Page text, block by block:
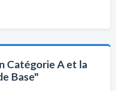
Catégorie A et la
Base"